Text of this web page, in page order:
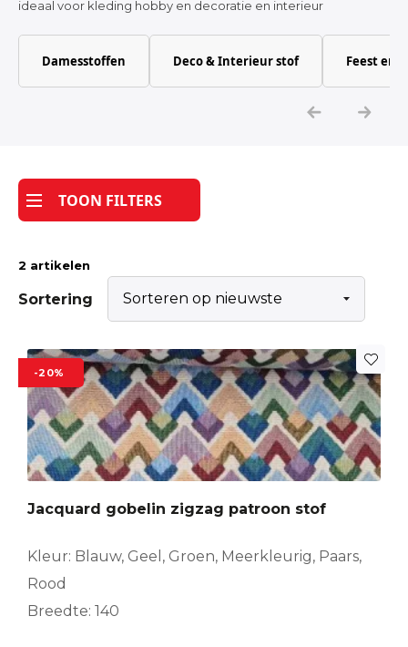
Katoen
Tijdpakker stof
ideaal voor kleding hobby en decoratie en interieur
Damesstoffen Deco & Interieur stof Feest en
TOON FILTERS
2 artikelen
Sortering
-20%
Jacquard gobelin zigzag patroon stof
Kleur: Blauw, Geel, Groen, Meerkleurig, Paars,
Rood
Breedte: 140